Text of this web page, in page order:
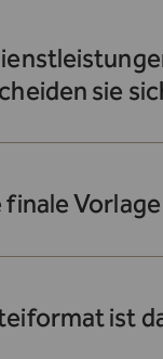
sie
finale
ist